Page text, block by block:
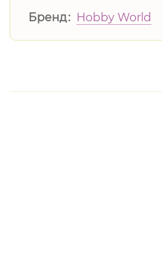
Бренд
Hobby World